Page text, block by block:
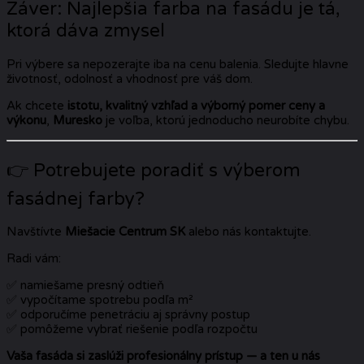
Záver: Najlepšia farba na fasádu je tá,
ktorá dáva zmysel
Pri výbere sa nepozerajte iba na cenu balenia. Sledujte hlavne
životnosť, odolnosť a vhodnosť pre váš dom.
Ak chcete istotu, kvalitný vzhľad a výborný pomer ceny a
výkonu, Muresko je voľba, ktorú jednoducho neurobíte chybu.
👉 Potrebujete poradiť s výberom
fasádnej farby?
Navštívte Miešacie Centrum SK alebo nás kontaktujte.
Radi vám:
✅ namiešame presný odtieň
✅ vypočítame spotrebu podľa m²
✅ odporučíme penetráciu aj správny postup
✅ pomôžeme vybrať riešenie podľa rozpočtu
Vaša fasáda si zaslúži profesionálny prístup — a ten u nás